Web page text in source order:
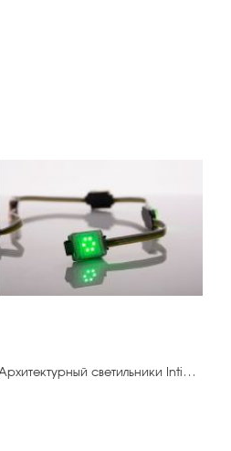
Архитектурный светильники IntiDOT-20.500 IMF6-0,3FC-120CL24